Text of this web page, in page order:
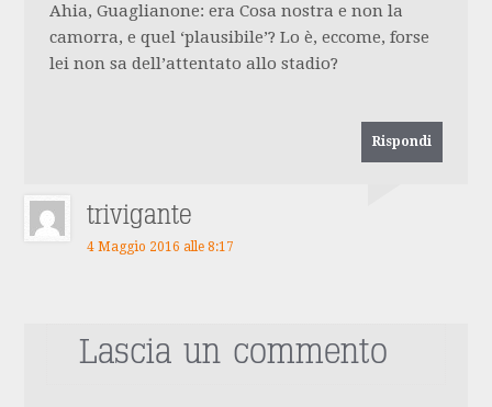
Ahia, Guaglianone: era Cosa nostra e non la
camorra, e quel ‘plausibile’? Lo è, eccome, forse
lei non sa dell’attentato allo stadio?
Rispondi
trivigante
4 Maggio 2016 alle 8:17
Lascia un commento